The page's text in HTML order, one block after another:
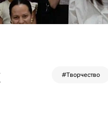
#Творчество